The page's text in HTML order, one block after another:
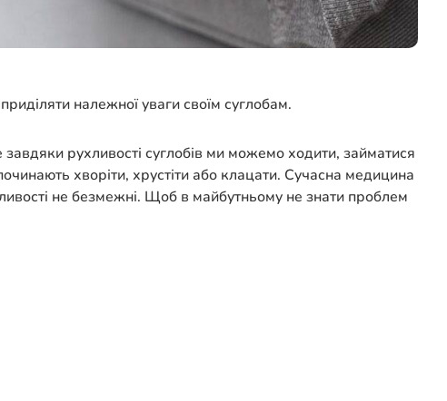
належної уваги своїм суглобам.
рухливості суглобів ми можемо ходити, займатися
хворіти, хрустіти або клацати. Сучасна медицина
не безмежні. Щоб в майбутньому не знати проблем